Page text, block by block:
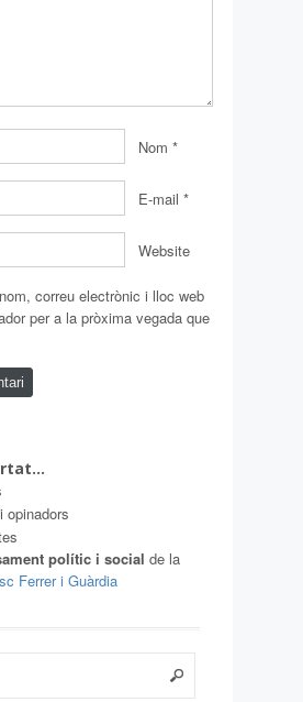
Nom *
E-mail *
Website
correu electrònic i lloc web
per a la pròxima vegada que
opinadors
polític i social de la
Ferrer i Guàrdia